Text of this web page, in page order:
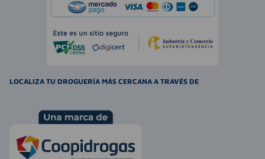
LOCALIZA TU DROGUERÍA MÁS CERCANA A TRAVÉS DE